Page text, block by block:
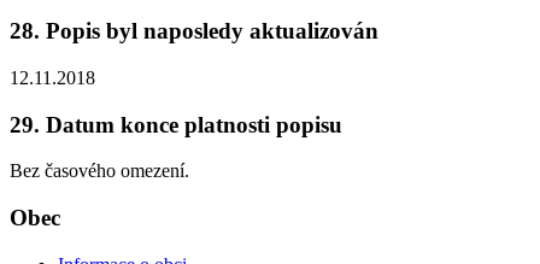
28. Popis byl naposledy aktualizován
12.11.2018
29. Datum konce platnosti popisu
Bez časového omezení.
Obec